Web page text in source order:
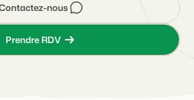
Prendre RDV
nous